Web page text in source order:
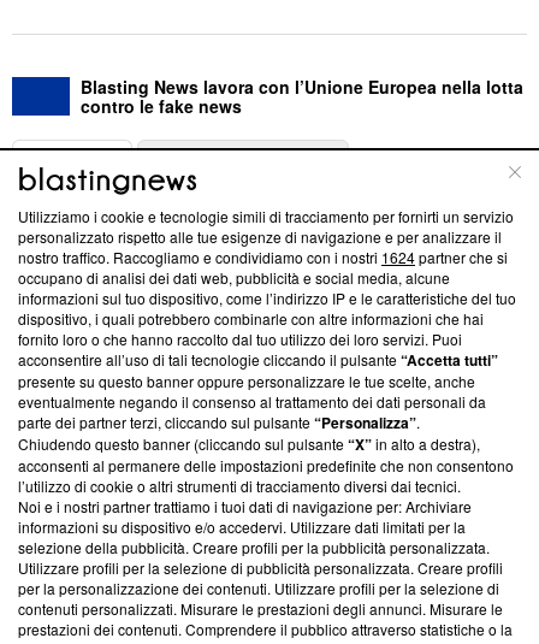
Blasting News lavora con l’Unione Europea nella lotta
contro le fake news
ABOUT
Questa sezione offre informazioni trasparenti su Blasting
News, sui nostri processi editoriali e su come ci impegniamo a
creare news di qualità. Inoltre, afferma la nostra aderenza a
‘Trust Project - News with Integrity’Blasting News non è
ancora membro del programma, ma ha richiesto di farne
parte; Trust Project non ha ancora effettuato una verifica di
conformità agli standard.
Su di noi
Team editoriale
Corporate
Redazione
Informativa Privacy
Utilizziamo i cookie e tecnologie simili di tracciamento per fornirti un servizio
personalizzato rispetto alle tue esigenze di navigazione e per analizzare il
nostro traffico. Raccogliamo e condividiamo con i nostri 1624partner che si
occupano di analisi dei dati web, pubblicità e social media, alcune
informazioni sul tuo dispositivo, come l’indirizzo IP e le caratteristiche del tuo
dispositivo, i quali potrebbero combinarle con altre informazioni che hai
fornito loro o che hanno raccolto dal tuo utilizzo dei loro servizi. Puoi
acconsentire all’uso di tali tecnologie cliccando il pulsante“Accetta tutti”
presente su questo banner oppure personalizzare le tue scelte, anche
eventualmente negando il consenso al trattamento dei dati personali da
parte dei partner terzi, cliccando sul pulsante“Personalizza”.
Chiudendo questo banner (cliccando sul pulsante“X”in alto a destra),
acconsenti al permanere delle impostazioni predefinite che non consentono
l’utilizzo di cookie o altri strumenti di tracciamento diversi dai tecnici.
Noi e i nostri partner trattiamo i tuoi dati di navigazione per: Archiviare
informazioni su dispositivo e/o accedervi. Utilizzare dati limitati per la
selezione della pubblicità. Creare profili per la pubblicità personalizzata.
Utilizzare profili per la selezione di pubblicità personalizzata. Creare profili
per la personalizzazione dei contenuti. Utilizzare profili per la selezione di
contenuti personalizzati. Misurare le prestazioni degli annunci. Misurare le
prestazioni dei contenuti. Comprendere il pubblico attraverso statistiche o la